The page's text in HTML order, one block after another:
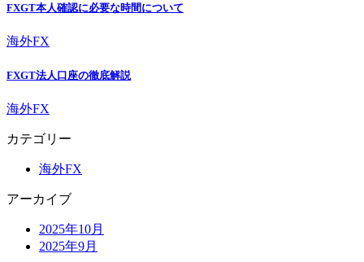
FXGT本人確認に必要な時間について
海外FX
FXGT法人口座の徹底解説
海外FX
カテゴリー
海外FX
アーカイブ
2025年10月
2025年9月